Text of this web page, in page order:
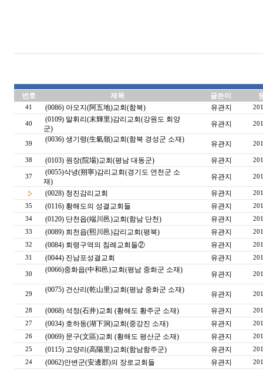
번호 제목 글쓴이
41 (0086) 아오지(阿五地)교회(함북) 유관지
40
(0109) 말휘리(末輝里)감리교회(강원도 회양
군)
유관지
39
(0036) 생기령(生氣嶺)교회(함북 경성군 소재)
유관지
38 (0103) 원장(院場)교회(평남 대동군) 유관지
37
(0055)삭녕(朔寧)감리교회(경기도 연천군 소
재)
유관지
(0028) 청진감리교회 유관지
35
(0116) 황해도의 성결교회들 유관지
34
(0120) 단천읍(端川邑)교회(함남 단천) 유관지
33
(0089) 희천읍(熙川邑)감리교회(평북) 유관지
32
(0084) 회령구역의 침례교회들② 유관지
31
(0044) 진남포성결교회 유관지
30
(0066)중화읍(中和邑)교회(평남 중화군 소재)
유관지
29
(0075) 건산리(乾山里)교회(평남 중화군 소재)
유관지
28 (0068) 석정(石井)교회 (황해도 황주군 소재) 유관지
27
(0034) 호하동(湖下洞)교회(중강진 소재) 유관지
26
(0069) 문구(文區)교회 (황해도 평산군 소재) 유관지
25
(0115) 고양리(高陽里)교회(함남함주군) 유관지
24
(0062)안변군(安邊郡)의 장로교회들 유관지